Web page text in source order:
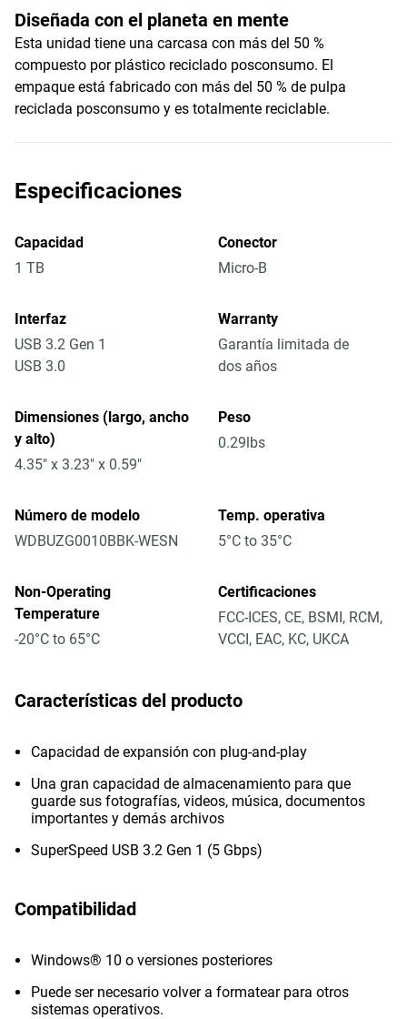
Diseñada con el planeta en mente
Esta unidad tiene una carcasa con más del 50 %
compuesto por plástico reciclado posconsumo. El
empaque está fabricado con más del 50 % de pulpa
reciclada posconsumo y es totalmente reciclable.
Especificaciones
Capacidad
1 TB
Conector
Micro-B
Interfaz
USB 3.2 Gen 1
USB 3.0
Warranty
Garantía limitada de
dos años
Dimensiones (largo, ancho
y alto)
4.35" x 3.23" x 0.59"
Peso
0.29lbs
Número de modelo
WDBUZG0010BBK-WESN
Temp. operativa
5°C to 35°C
Non-Operating
Temperature
-20°C to 65°C
Certificaciones
FCC-ICES, CE, BSMI, RCM,
VCCI, EAC, KC, UKCA
Características del producto
Capacidad de expansión con plug-and-play
Una gran capacidad de almacenamiento para que
guarde sus fotografías, videos, música, documentos
importantes y demás archivos
SuperSpeed USB 3.2 Gen 1 (5 Gbps)
Compatibilidad
Windows® 10 o versiones posteriores
Puede ser necesario volver a formatear para otros
sistemas operativos.